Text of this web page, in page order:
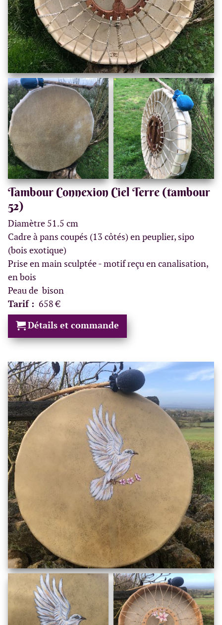
Tambour Connexion Ciel Terre (tambour
52)
Diamètre 51.5 cm
Cadre à pans coupés (13 côtés) en peuplier, sipo
(bois exotique)
Prise en main sculptée - motif reçu en canalisation,
en bois
Peau de bison
Tarif : 658 €
Détails et commande